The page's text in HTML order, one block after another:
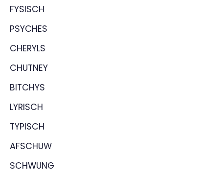
FYSISCH
PSYCHES
CHERYLS
CHUTNEY
BITCHYS
LYRISCH
TYPISCH
AFSCHUW
SCHWUNG